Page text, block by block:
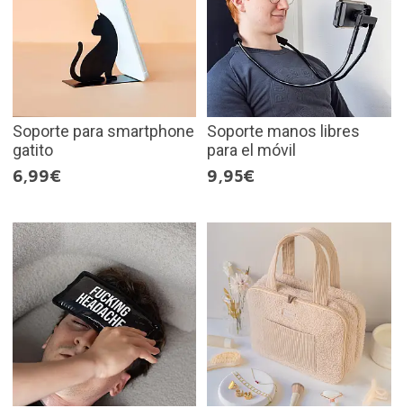
Soporte para smartphone
gatito
6,99€
Soporte manos libres
para el móvil
9,95€